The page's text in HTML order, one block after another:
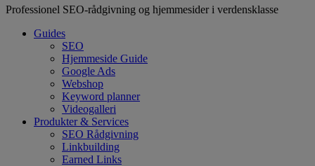
Professionel SEO-rådgivning og hjemmesider i verdensklasse
Guides
SEO
Hjemmeside Guide
Google Ads
Webshop
Keyword planner
Videogalleri
Produkter & Services
SEO Rådgivning
Linkbuilding
Earned Links